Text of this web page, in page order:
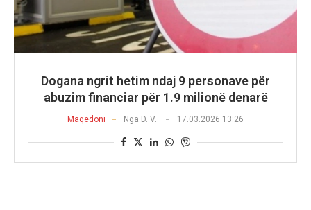
Dogana ngrit hetim ndaj 9 personave për
abuzim financiar për 1.9 milionë denarë
Maqedoni Nga D. V. 17.03.2026 13:26